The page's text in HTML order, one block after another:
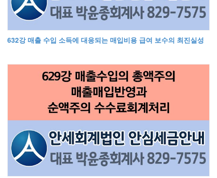
632강 매출 수입 소득에 대응되는 매입비용 급여 보수의 최진실성